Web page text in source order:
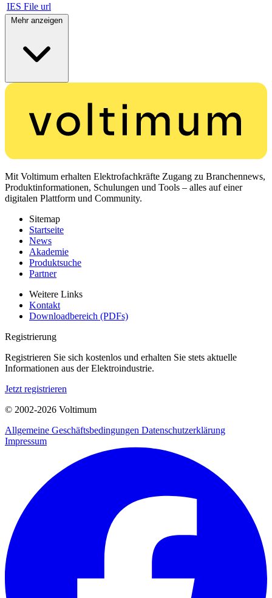
IES File url
Mehr anzeigen
Mit Voltimum erhalten Elektrofachkräfte Zugang zu Branchennews,
Produktinformationen, Schulungen und Tools – alles auf einer
digitalen Plattform und Community.
Sitemap
Startseite
News
Akademie
Produktsuche
Partner
Weitere Links
Kontakt
Downloadbereich (PDFs)
Registrierung
Registrieren Sie sich kostenlos und erhalten Sie stets aktuelle
Informationen aus der Elektroindustrie.
Jetzt registrieren
© 2002-2026 Voltimum
Allgemeine Geschäftsbedingungen Datenschutzerklärung
Impressum